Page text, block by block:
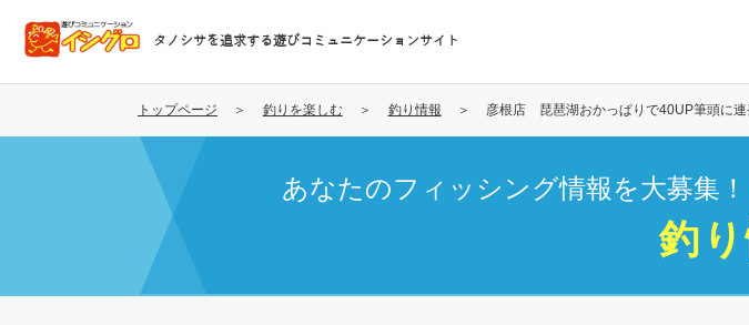
コ
テ
タノシサを追求する遊びコミュニケーションサイト
トップページ 釣りを楽しむ 釣り情報 彦根店 琵琶湖おかっぱりで40UP筆頭に連
あなたのフィッシング情報を大募集
釣